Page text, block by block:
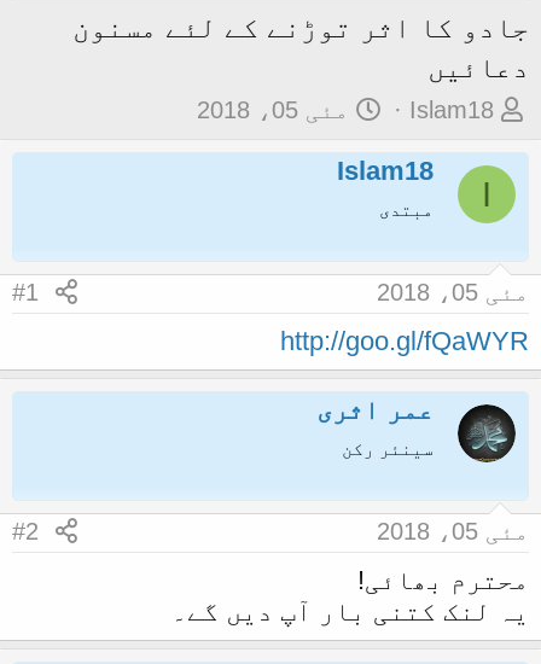
جادو کا اثر توڑنے کے لئے مسنون
دعائیں
م
ض
و
ک
ا
آ
غ
ا
ز
ر
ن
ے
و
ا
Islam18
ت
ر
آ
ا
ز
مئی 05، 2018
I
Islam18
مبتدی
مئی 05، 2018 #1
http://goo.gl/fQaWYR
عمر اثری
سینئر رکن
مئی 05، 2018 #2
محترم بھائی!
یہ لنک کتنی بار آپ دیں گے۔